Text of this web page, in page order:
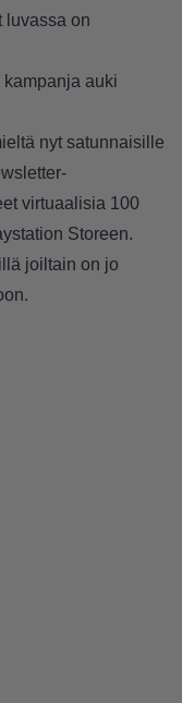
luvassa on
auki
nyt satunnaisille
virtuaalisia 100
Storeen.
joiltain on jo